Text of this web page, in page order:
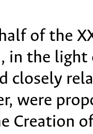
of the
in the
closely
were
Creation